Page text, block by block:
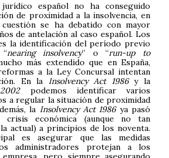
español no ha conseguido
de proximidad a la insolvencia, en
se ha debatido con mayor
de antelación al caso español. Los
la identificación del período previo
nearing insolvency” o “run-up to
más extendido que en España,
a la Ley Concursal intentan
En la Insolvency Act 1986y la
podemos identificar varios
a regular la situación de proximidad
la Insolvency Act 1986ya pasó
crisis económica (aunque no tan
actual) a principios de los noventa.
es asegurar que las medidas
administradores protejan a los